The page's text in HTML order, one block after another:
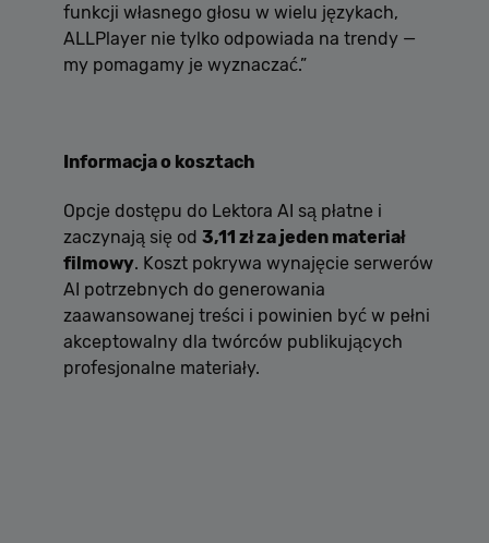
funkcji własnego głosu w wielu językach,
ALLPlayer nie tylko odpowiada na trendy —
my pomagamy je wyznaczać.”
Informacja o kosztach
Opcje dostępu do Lektora AI są płatne i
zaczynają się od 3,11 zł za jeden materiał
filmowy. Koszt pokrywa wynajęcie serwerów
AI potrzebnych do generowania
zaawansowanej treści i powinien być w pełni
akceptowalny dla twórców publikujących
profesjonalne materiały.